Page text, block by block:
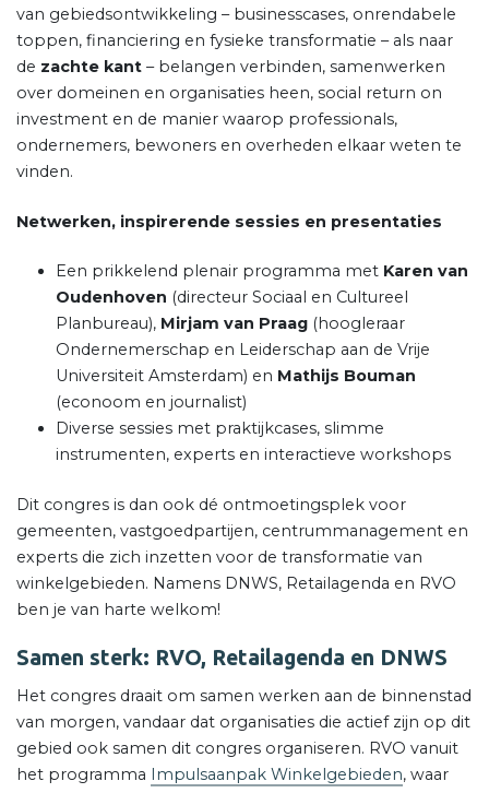
van gebiedsontwikkeling – businesscases, onrendabele
toppen, financiering en fysieke transformatie – als naar
de zachte kant – belangen verbinden, samenwerken
over domeinen en organisaties heen, social return on
investment en de manier waarop professionals,
ondernemers, bewoners en overheden elkaar weten te
vinden.
Netwerken, inspirerende sessies en presentaties
Een prikkelend plenair programma met Karen van
Oudenhoven (directeur Sociaal en Cultureel
Planbureau), Mirjam van Praag (hoogleraar
Ondernemerschap en Leiderschap aan de Vrije
Universiteit Amsterdam) en Mathijs Bouman
(econoom en journalist)
Diverse sessies met praktijkcases, slimme
instrumenten, experts en interactieve workshops
Dit congres is dan ook dé ontmoetingsplek voor
gemeenten, vastgoedpartijen, centrummanagement en
experts die zich inzetten voor de transformatie van
winkelgebieden. Namens DNWS, Retailagenda en RVO
ben je van harte welkom!
Samen sterk: RVO, Retailagenda en DNWS
Het congres draait om samen werken aan de binnenstad
van morgen, vandaar dat organisaties die actief zijn op dit
gebied ook samen dit congres organiseren. RVO vanuit
het programma Impulsaanpak Winkelgebieden, waar